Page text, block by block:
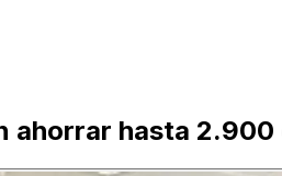
ahorrar hasta